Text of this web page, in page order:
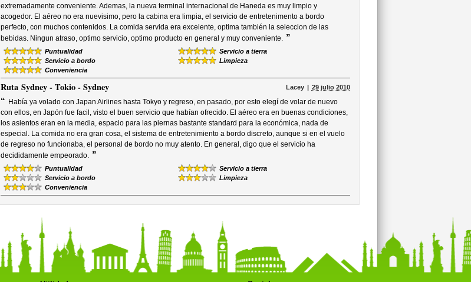
extremadamente conveniente. Ademas, la nueva terminal internacional de Haneda es muy limpio y
acogedor. El aéreo no era nuevisimo, pero la cabina era limpia, el servicio de entretenimento a bordo
perfecto, con muchos contenidos. La comida servida era excelente, optima también la seleccion de las
bebidas. Ningun atraso, optimo servicio, optimo producto en general y muy conveniente. ”
Puntualidad
Servicio a tierra
Servicio a bordo
Limpieza
Conveniencia
Ruta Sydney - Tokio - Sydney Lacey 29 julio 2010
“ Había ya volado con Japan Airlines hasta Tokyo y regreso, en pasado, por esto elegí de volar de nuevo
con ellos, en Japón fue facil, visto el buen servicio que habían ofrecido. El aéreo era en buenas condiciones,
los asientos eran en la media, espacio para las piernas bastante standard para la económica, nada de
especial. La comida no era gran cosa, el sistema de entretenimiento a bordo discreto, aunque si en el vuelo
de regreso no funcionaba, el personal de bordo no muy atento. En general, digo que el servicio ha
decididamente empeorado. ”
Puntualidad
Servicio a tierra
Servicio a bordo
Limpieza
Conveniencia